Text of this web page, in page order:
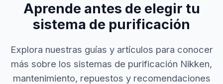
Aprende antes de elegir tu
sistema de purificación
Explora nuestras guías y artículos para conocer
más sobre los sistemas de purificación Nikken,
mantenimiento, repuestos y recomendaciones